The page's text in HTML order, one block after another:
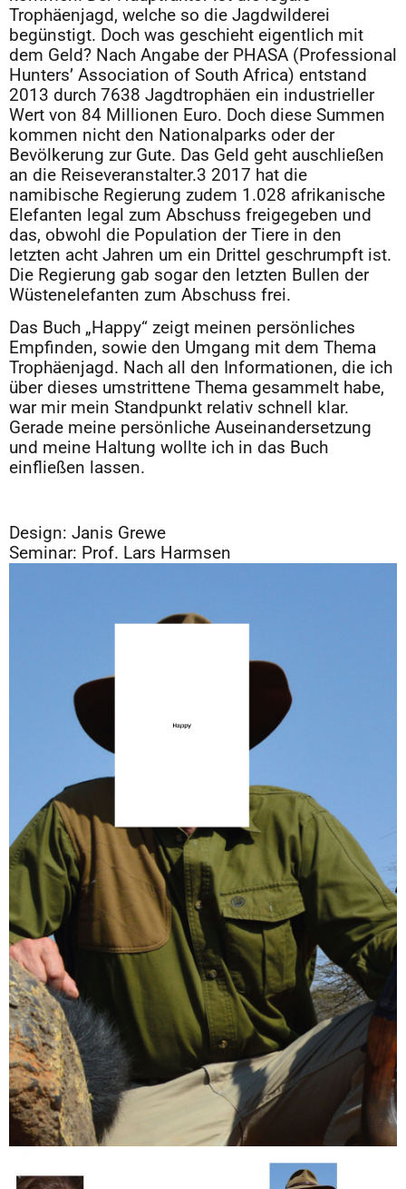
Trophäenjagd, welche so die Jagdwilderei
begünstigt. Doch was geschieht eigentlich mit
dem Geld? Nach Angabe der PHASA (Professional
Hunters’ Association of South Africa) entstand
2013 durch 7638 Jagdtrophäen ein industrieller
Wert von 84 Millionen Euro. Doch diese Summen
kommen nicht den Nationalparks oder der
Bevölkerung zur Gute. Das Geld geht auschließen
an die Reiseveranstalter.3 2017 hat die
namibische Regierung zudem 1.028 afrikanische
Elefanten legal zum Abschuss freigegeben und
das, obwohl die Population der Tiere in den
letzten acht Jahren um ein Drittel geschrumpft ist.
Die Regierung gab sogar den letzten Bullen der
Wüstenelefanten zum Abschuss frei.
Das Buch „Happy“ zeigt meinen persönliches
Empfinden, sowie den Umgang mit dem Thema
Trophäenjagd. Nach all den Informationen, die ich
über dieses umstrittene Thema gesammelt habe,
war mir mein Standpunkt relativ schnell klar.
Gerade meine persönliche Auseinandersetzung
und meine Haltung wollte ich in das Buch
einfließen lassen.
Design: Janis Grewe
Seminar: Prof. Lars Harmsen